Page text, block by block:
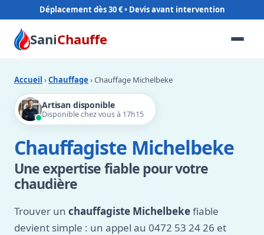
Déplacement dès 30 €
SaniChauffe
Accueil ›Chauffage › Chauffage Michelbeke
Artisan disponible
Disponible chez vous à 17h15
Chauffagiste Michelbeke
Une expertise fiable pour votre
chaudière
Trouver un chauffagiste Michelbekefiable
devient simple : un appel au 0472 53 24 26 et